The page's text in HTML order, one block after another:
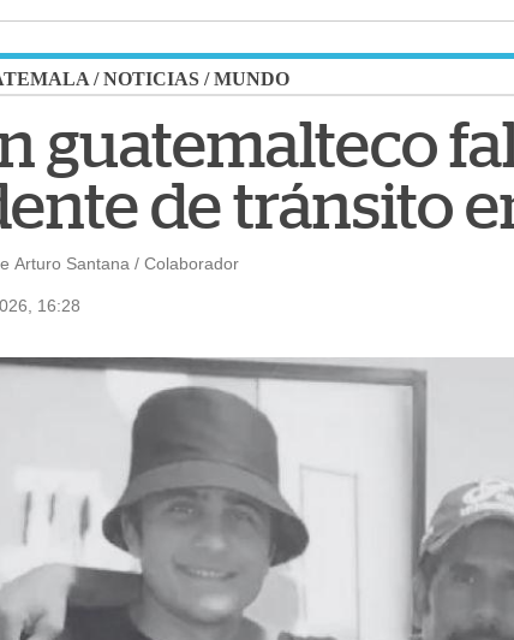
/NOTICIAS /MUNDO
guatemalteco
de tránsito
Arturo Santana / Colaborador
16:28